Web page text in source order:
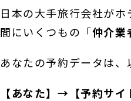
日本の大手旅行会社が
間にいくつもの「仲介業
あなたの予約データは、
【あなた】→【予約サ